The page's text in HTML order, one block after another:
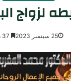
لزواج
25 سبتمبر 2023